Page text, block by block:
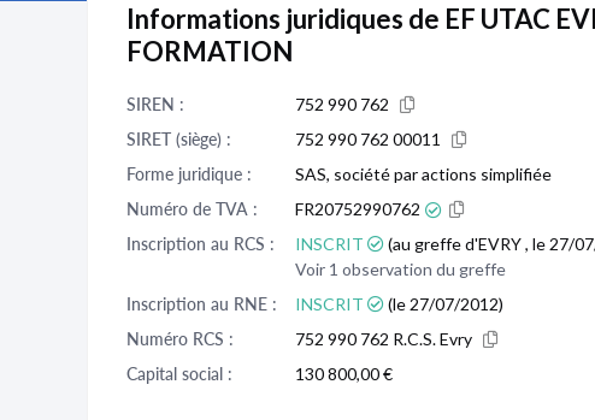
Informations juridiques de EF UTAC
FORMATION
SIREN :
752 990 762
SIRET (siège) :
752 990 762 00011
Forme juridique :
SAS, société par actions simplifiée
Numéro de TVA :
FR20752990762
Inscription au RCS :
INSCRIT
(au greffe d'EVRY , le 27/
Voir 1 observation du greffe
Inscription au RNE :
INSCRIT
(le 27/07/2012)
Numéro RCS :
752 990 762 R.C.S. Evry
Capital social :
130 800,00 €